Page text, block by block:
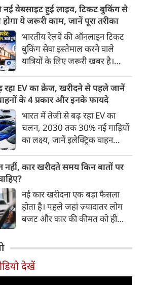
भू-राजनीति से लेकर कृत्रिम
बुद्धिमत्ता, जलवायु परिवर्तन से लेकर
क्रिकेट तक हर विषय पर बहस कर
सकते हैं, तो उस जीव पर भी एक
गंभीर चर्चा बनती है जिसने किसी भी
सभ्यता से पहले इंसान का साथ चुना
था। दुर्भाग्य यह है कि आज कुत्तों के
बारे में हमारी राय पशु-चिकित्सकों,
व्यवहार वैज्ञानिकों या विशेषज्ञों से
कम... और व्हाट्सऐप यूनिवर्सिटी से
ज़्यादा बनती है।
नई वेबसाइट हुई लाइव, टिकट बुकिंग से
ये जरूरी काम, जानें पूरा तरीका
भारतीय रेलवे की ऑनलाइन टिकट
बुकिंग सेवा इस्तेमाल करने वाले
यात्रियों के लिए जरूरी खबर है।
वेबसाइट का बीटा वर्जन लॉन्च कर
दिया है। करीब 24 साल पुराने
इंटरफेस के बाद वेबसाइट को नए
डिजाइन और कई नए फीचर्स के साथ
अपडेट किया गया है।
रहा EV का क्रेज, खरीदने से पहले जानें
के 4 प्रकार और इनके फायदे
भारत में तेजी से बढ़ रहा EV का
चलन, 2030 तक 30% नई गाड़ियों
का लक्ष्य, जानें इलेक्ट्रिक वाहन
200 अरब रुपए का मौका
नहीं, कार खरीदते समय किन बातों पर
नई कार खरीदना एक बड़ा फैसला
होता है। पहले जहां ज़्यादातर लोग
बजट और कार की कीमत को ही
खरीदते समय किन बातों पर ध्यान
देना चाहिए।
देखें